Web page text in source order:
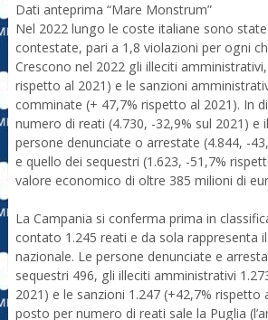
Dati anteprima “Mare Monstrum”
Nel 2022 lungo le coste italiane sono
contestate, pari a 1,8 violazioni per ogni
Crescono nel 2022 gli illeciti
rispetto al 2021) e le sanzioni
comminate (+ 47,7% rispetto al 2021). In
numero di reati (4.730, -32,9% sul 2021) e
persone denunciate o arrestate (4.844, -
e quello dei sequestri (1.623, -51,7%
valore economico di oltre 385 milioni di
La Campania si conferma prima in
contato 1.245 reati e da sola rappresenta
nazionale. Le persone denunciate e
sequestri 496, gli illeciti amministrativi
2021) e le sanzioni 1.247 (+42,7% rispetto
posto per numero di reati sale la Puglia